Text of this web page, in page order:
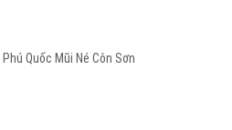
Phú Quốc Mũi Né Côn Sơn